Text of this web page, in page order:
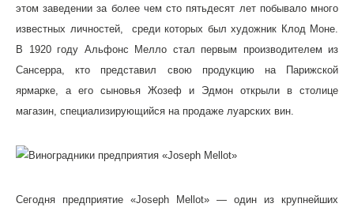
этом заведении за более чем сто пятьдесят лет побывало много
известных личностей, среди которых был художник Клод Моне.
В 1920 году Альфонс Мелло стал первым производителем из
Сансерра, кто представил свою продукцию на Парижской
ярмарке, а его сыновья Жозеф и Эдмон открыли в столице
магазин, специализирующийся на продаже луарских вин.
Сегодня предприятие «Joseph Mellot» — один из крупнейших